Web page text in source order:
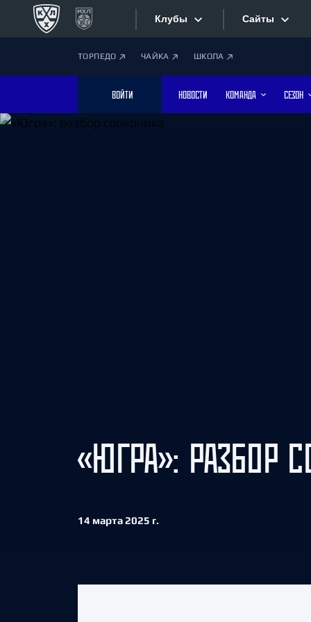
Клубы
Дивизион Боброва
Лада
Сайты
ТОРПЕДО ЧАЙКА ШКОЛА
ВОЙТИ НОВОСТИ КОМАНДА СЕЗОН
«ЮГРА»: РАЗБОР
14 марта 2025 г.